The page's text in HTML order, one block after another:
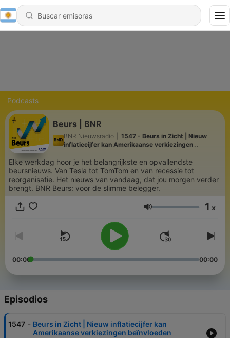
Podcasts
Beurs | BNR
BNR Nieuwsradio
1547 - Beurs in Zicht | Nieuw
inflatiecijfer kan Amerikaanse verkiezingen
Elke werkdag hoor je het belangrijkste en opvallendste
beursnieuws. Van Tesla tot TomTom en van recessie tot
reorganisatie. Het nieuws van vandaag, dat jou morgen verder
brengt. BNR Beurs: voor de slimme belegger.
Volumen 1 x
00:00 00:00
Episodios
1547 - Beurs in Zicht | Nieuw inflatiecijfer kan
Amerikaanse verkiezingen beïnvloeden